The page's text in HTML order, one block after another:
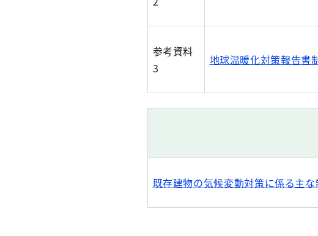
参考資料
3
地球温暖化対策報告書
既存建物の気候変動対策に係る主